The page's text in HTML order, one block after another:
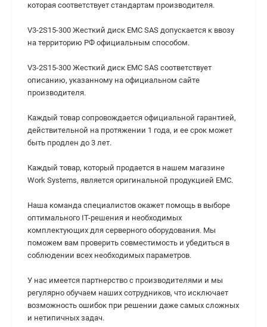
которая соответствует стандартам производителя.
V3-2S15-300 Жесткий диск EMC SAS допускается к ввозу
на территорию РФ официальным способом.
V3-2S15-300 Жесткий диск EMC SAS cоответствует
описанию, указанному на официальном сайте
производителя.
Каждый товар сопровождается официальной гарантией,
действительной на протяжении 1 года, и ее срок может
быть продлен до 3 лет.
Каждый товар, который продается в нашем магазине
Work Systems, является оригинальной продукцией EMC.
Наша команда специалистов окажет помощь в выборе
оптимального IT-решения и необходимых
комплектующих для серверного оборудования. Мы
поможем вам проверить совместимость и убедиться в
соблюдении всех необходимых параметров.
У нас имеется партнерство с производителями и мы
регулярно обучаем наших сотрудников, что исключает
возможность ошибок при решении даже самых сложных
и нетипичных задач.